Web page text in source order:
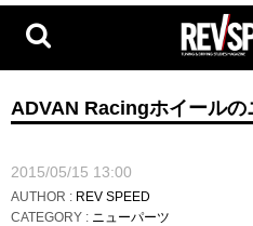
ADVAN Racingホイールの
2015/05/15 13:00
AUTHOR : REV SPEED
CATEGORY : ニューパーツ